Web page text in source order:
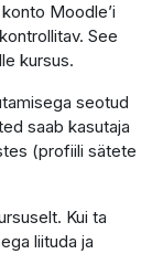
Moodle’i
See
kursus.
seotud
saab kasutaja
(profiili sätete
Kui ta
liituda ja